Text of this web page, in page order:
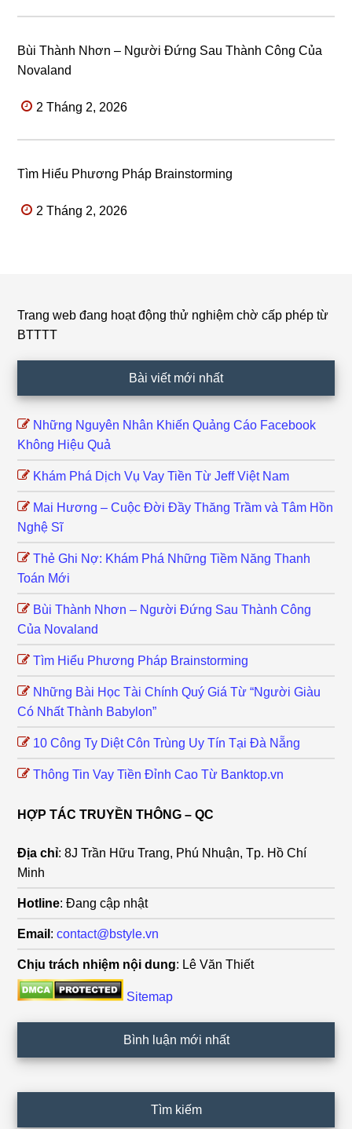
Bùi Thành Nhơn – Người Đứng Sau Thành Công Của
Novaland
2 Tháng 2, 2026
Tìm Hiểu Phương Pháp Brainstorming
2 Tháng 2, 2026
Footer
Trang web đang hoạt động thử nghiệm chờ cấp phép từ
BTTTT
Bài viết mới nhất
Những Nguyên Nhân Khiến Quảng Cáo Facebook
Không Hiệu Quả
Khám Phá Dịch Vụ Vay Tiền Từ Jeff Việt Nam
Mai Hương – Cuộc Đời Đầy Thăng Trầm và Tâm Hồn
Nghệ Sĩ
Thẻ Ghi Nợ: Khám Phá Những Tiềm Năng Thanh
Toán Mới
Bùi Thành Nhơn – Người Đứng Sau Thành Công
Của Novaland
Tìm Hiểu Phương Pháp Brainstorming
Những Bài Học Tài Chính Quý Giá Từ “Người Giàu
Có Nhất Thành Babylon”
10 Công Ty Diệt Côn Trùng Uy Tín Tại Đà Nẵng
Thông Tin Vay Tiền Đỉnh Cao Từ Banktop.vn
HỢP TÁC TRUYỀN THÔNG – QC
Địa chỉ: 8J Trần Hữu Trang, Phú Nhuận, Tp. Hồ Chí
Minh
Hotline: Đang cập nhật
Email :contact@bstyle.vn
Chịu trách nhiệm nội dung: Lê Văn Thiết
Sitemap
Bình luận mới nhất
Tìm kiếm